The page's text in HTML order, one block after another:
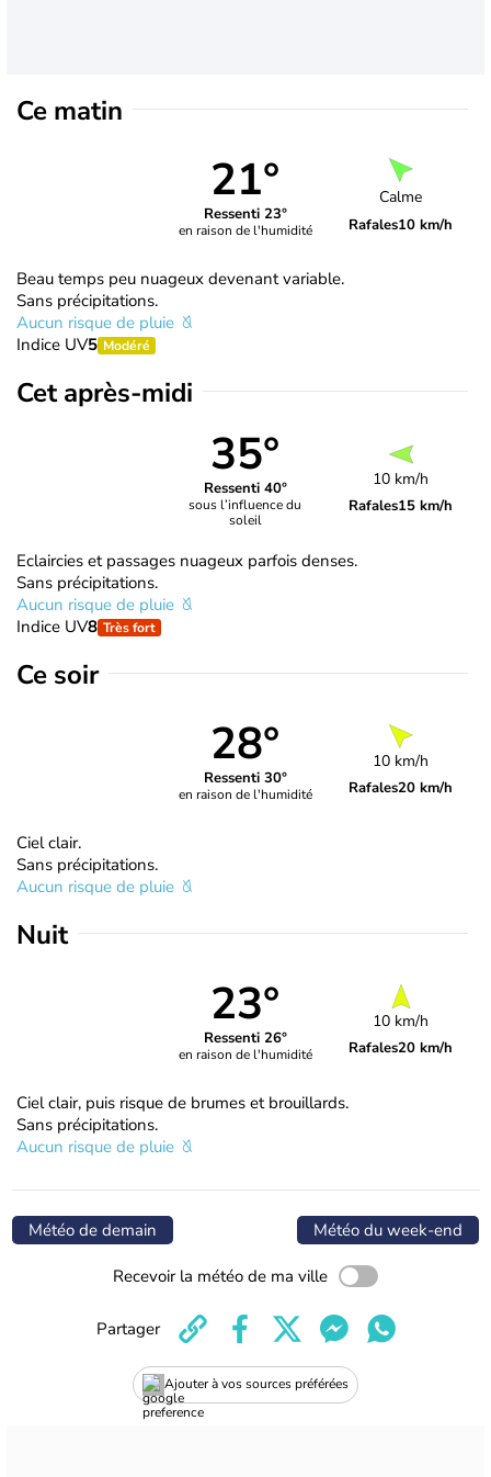
Ce matin
21°
Ressenti 23°
en raison de l'humidité
Calme
Rafales10 km/h
Beau temps peu nuageux devenant variable.
Sans précipitations.
Aucun risque de pluie
Indice UV5 Modéré
Cet après-midi
35°
Ressenti 40°
sous l’influence du
soleil
10 km/h
Rafales15 km/h
Eclaircies et passages nuageux parfois denses.
Sans précipitations.
Aucun risque de pluie
Indice UV8 Très fort
Ce soir
28°
Ressenti 30°
en raison de l'humidité
10 km/h
Rafales20 km/h
Ciel clair.
Sans précipitations.
Aucun risque de pluie
Nuit
23°
Ressenti 26°
en raison de l'humidité
10 km/h
Rafales20 km/h
Ciel clair, puis risque de brumes et brouillards.
Sans précipitations.
Aucun risque de pluie
Météo de demain Météo du week-end
Recevoir la météo de ma ville
Ajouter à vos sources préférées
Partager